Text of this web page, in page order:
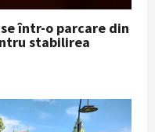
într-o parcare din
stabilirea